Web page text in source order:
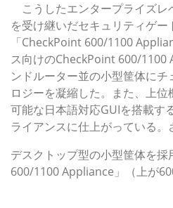
こうしたエンタープライズレ
を受け継いだセキュリティゲ
「CheckPoint 600/1100
ス向けのCheckPoint 600/1100
ンドルーター並の小型筐体に
ロジーを凝縮した。また、上
可能な日本語対応GUIを搭載す
ライアンスに仕上がっている。
デスクトップ型の小型筐体を
600/1100 Appliance」（上が